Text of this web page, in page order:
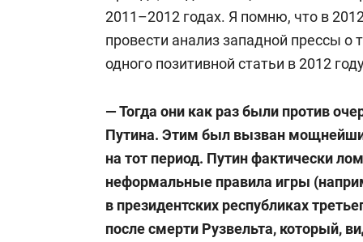
2011–2012 годах. Я помню, что в
провести анализ западной прессы о
одного позитивной статьи в 2012
— Тогда они как раз были против
Путина. Этим был вызван
на тот период. Путин фактически
неформальные правила игры
в президентских республиках
после смерти Рузвельта, который,